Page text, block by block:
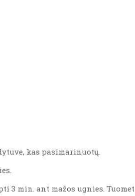
kas pasimarinuotų.
3 min. ant mažos ugnies. Tuomet